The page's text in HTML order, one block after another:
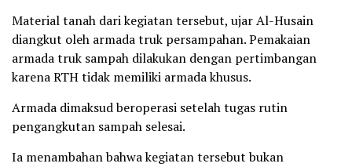
Material tanah dari kegiatan tersebut, ujar Al-Husain
diangkut oleh armada truk persampahan. Pemakaian
armada truk sampah dilakukan dengan pertimbangan
karena RTH tidak memiliki armada khusus.
Armada dimaksud beroperasi setelah tugas rutin
pengangkutan sampah selesai.
Ia menambahan bahwa kegiatan tersebut bukan